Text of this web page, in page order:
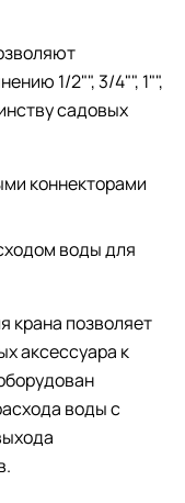
1/2"", 3/4"", 1"",
садовых
коннекторами
воды для
крана позволяет
аксессуара к
воды с